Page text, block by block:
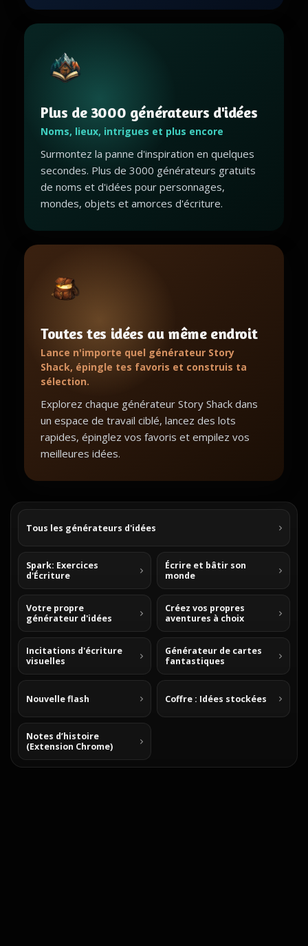
Plus de 3000 générateurs d'idées
Noms, lieux, intrigues et plus encore
Surmontez la panne d'inspiration en quelques
secondes. Plus de 3000 générateurs gratuits
de noms et d'idées pour personnages,
mondes, objets et amorces d'écriture.
Toutes tes idées au même endroit
Lance n'importe quel générateur Story
Shack, épingle tes favoris et construis ta
sélection.
Explorez chaque générateur Story Shack dans
un espace de travail ciblé, lancez des lots
rapides, épinglez vos favoris et empilez vos
meilleures idées.
Tous les générateurs d'idées
Spark: Exercices
d'Écriture
Écrire et bâtir son
monde
Votre propre
générateur d'idées
Créez vos propres
aventures à choix
Incitations d'écriture
visuelles
Générateur de cartes
fantastiques
Nouvelle flash Coffre : Idées stockées
Notes d’histoire
(Extension Chrome)